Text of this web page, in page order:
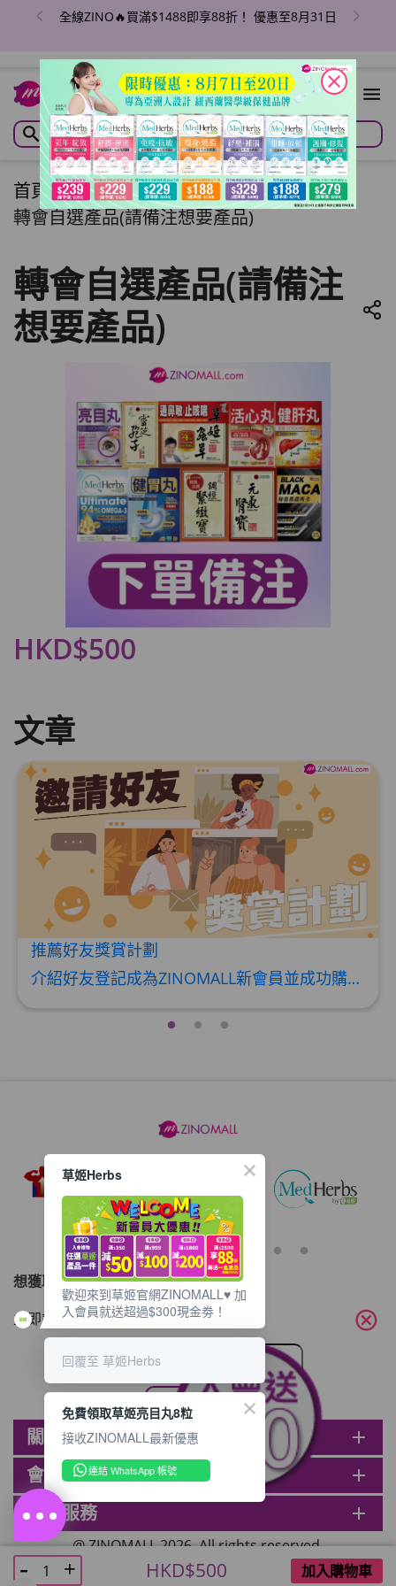
全線ZINO🔥買滿$1488即享88折！ 優惠至8月31日
首頁/轉會自選產品(請備注想要產品)
轉會自選產品(請備注想要產品)
轉會自選產品(請備注
想要產品)
HKD$500
HKD$500 加入購物車
文章
推薦好友獎賞計劃
介紹好友登記成為ZINOMALL新會員並成功購物，您即可獲得$50Mall Dollar現金回贈，你的好友亦可同時獲得$50Mall Dollar現金回贈。 **舊會員必須完成首張訂單才可開通邀請好友獎賞計劃** 1. 舊會員可於 我的帳戶>>>邀請好友獎賞 中找到 好友推薦碼 (紅圈位置) 2. 會員可複製好友推薦碼並透過 Whatsapp / Facebook / Email分享給自己好友。推薦好友次數不限，介紹愈多新朋友，可獲得愈多Mall Dollar現金回贈。 3. 好友
想獲取最新的優惠資訊？
立即訂閱電子郵件!
關於ZINOMALL add
會員 add
客戶服務 add
@ ZINOMALL 2026. All rights reserved.
close
cancel
草姬Herbs
歡迎來到草姬官網ZINOMALL♥️ 加
入會員就送超過$300現金劵！
回覆至 草姬Herbs
免費領取草姬亮目丸8粒
接收ZINOMALL最新優惠
連結 WhatsApp 帳號